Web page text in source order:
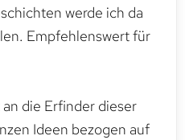
werde ich da
Empfehlenswert für
die Erfinder dieser
Ideen bezogen auf